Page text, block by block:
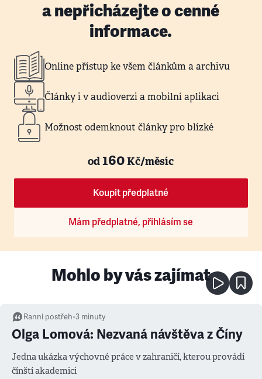
a nepřicházejte o cenné
informace.
Online přístup ke všem článkům a archivu
Články i v audioverzi a mobilní aplikaci
Možnost odemknout články pro blízké
od160Kč/měsíc
Koupit předplatné
Mám předplatné, přihlásím se
Mohlo by vás zajímat
Ranní postřeh•3 minuty
Olga Lomová: Nezvaná návštěva z Číny
Jedna ukázka výchovné práce v zahraničí, kterou provádí
čínští akademici